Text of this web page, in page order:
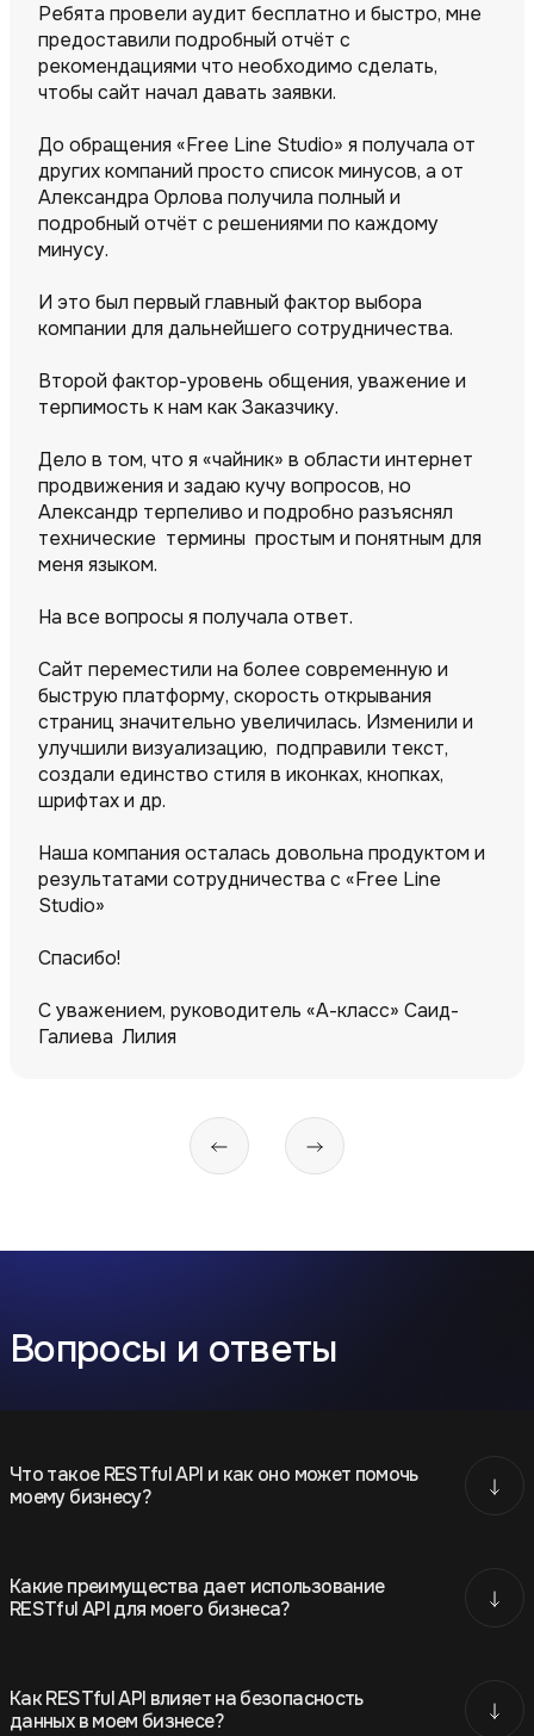
Ребята провели аудит бесплатно и быстро, мне
предоставили подробный отчёт с
рекомендациями что необходимо сделать,
чтобы сайт начал давать заявки.
До обращения «Free Line Studio» я получала от
других компаний просто список минусов, а от
Александра Орлова получила полный и
подробный отчёт с решениями по каждому
минусу.
И это был первый главный фактор выбора
компании для дальнейшего сотрудничества.
Второй фактор-уровень общения, уважение и
терпимость к нам как Заказчику.
Дело в том, что я «чайник» в области интернет
продвижения и задаю кучу вопросов, но
Александр терпеливо и подробно разъяснял
технические термины простым и понятным для
меня языком.
На все вопросы я получала ответ.
Сайт переместили на более современную и
быструю платформу, скорость открывания
страниц значительно увеличилась. Изменили и
улучшили визуализацию, подправили текст,
создали единство стиля в иконках, кнопках,
шрифтах и др.
Наша компания осталась довольна продуктом и
результатами сотрудничества с «Free Line
Studio»
Спасибо!
С уважением, руководитель «А-класс» Саид-
Галиева Лилия
Вопросы и ответы
Что такое RESTful API и как оно может помочь
моему бизнесу?
Какие преимущества дает использование
RESTful API для моего бизнеса?
Как RESTful API влияет на безопасность
данных в моем бизнесе?